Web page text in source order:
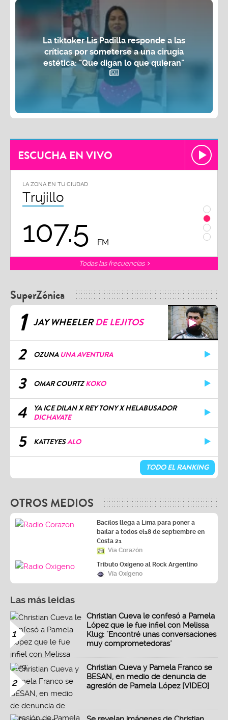
La tiktoker Lis Padilla responde a las
críticas por someterse a una cirugía
estética: "Que digan lo que quieran"
ESCUCHA EN VIVO
LA ZONA EN TU CIUDAD
Trujillo
107.5 FM
Todas las frecuencias
SuperZónica
1 JAY WHEELERDE LEJITOS
2 OZUNA UNA AVENTURA
3 OMAR COURTZKOKO
4
YA ICE DILAN X REY TONY X HELABUSADOR
DICHAVATE
5 KATTEYESALO
TODO EL RANKING
OTROS MEDIOS
Bacilos llega a Lima para poner a
bailar a todos el18 de septiembre en
Costa 21
Vía Corazón
Tributo Oxígeno al Rock Argentino
Vía Oxígeno
Las más leidas
1
Christian Cueva le confesó a Pamela
López que le fue infiel con Melissa
Klug: "Encontré unas conversaciones
muy comprometedoras"
2
Christian Cueva y Pamela Franco se
BESAN, en medio de denuncia de
agresión de Pamela López [VIDEO]